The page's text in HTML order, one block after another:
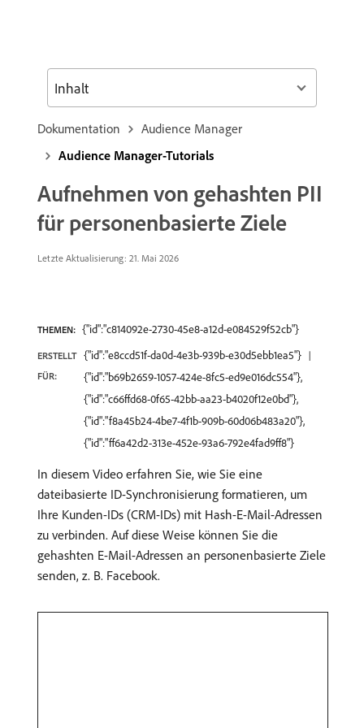
Dokumentation
Audience Manager
Audience Manager-Tutorials
Aufnehmen von gehashten PII
für personenbasierte Ziele
Letzte Aktualisierung: 21. Mai 2026
THEMEN: {"id":"c814092e-2730-45e8-a12d-e084529f52cb"}
ERSTELLT
FÜR:
{"id":"e8ccd51f-da0d-4e3b-939b-e30d5ebb1ea5"}
{"id":"b69b2659-1057-424e-8fc5-ed9e016dc554"},
{"id":"c66ffd68-0f65-42bb-aa23-b4020f12e0bd"},
{"id":"f8a45b24-4be7-4f1b-909b-60d06b483a20"},
{"id":"ff6a42d2-313e-452e-93a6-792e4fad9ff8"}
In diesem Video erfahren Sie, wie Sie eine
dateibasierte ID-Synchronisierung formatieren, um
Ihre Kunden-IDs (CRM-IDs) mit Hash-E-Mail-Adressen
zu verbinden. Auf diese Weise können Sie die
gehashten E-Mail-Adressen an personenbasierte Ziele
senden, z. B. Facebook.
Inhalt